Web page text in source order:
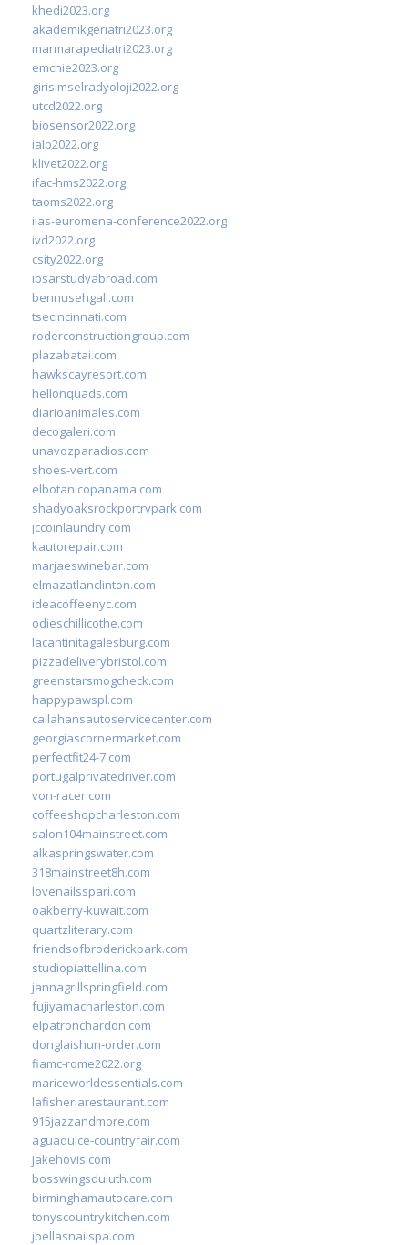
khedi2023.org
akademikgeriatri2023.org
marmarapediatri2023.org
emchie2023.org
girisimselradyoloji2022.org
utcd2022.org
biosensor2022.org
ialp2022.org
klivet2022.org
ifac-hms2022.org
taoms2022.org
iias-euromena-conference2022.org
ivd2022.org
csity2022.org
ibsarstudyabroad.com
bennusehgall.com
tsecincinnati.com
roderconstructiongroup.com
plazabatai.com
hawkscayresort.com
hellonquads.com
diarioanimales.com
decogaleri.com
unavozparadios.com
shoes-vert.com
elbotanicopanama.com
shadyoaksrockportrvpark.com
jccoinlaundry.com
kautorepair.com
marjaeswinebar.com
elmazatlanclinton.com
ideacoffeenyc.com
odieschillicothe.com
lacantinitagalesburg.com
pizzadeliverybristol.com
greenstarsmogcheck.com
happypawspl.com
callahansautoservicecenter.com
georgiascornermarket.com
perfectfit24-7.com
portugalprivatedriver.com
von-racer.com
coffeeshopcharleston.com
salon104mainstreet.com
alkaspringswater.com
318mainstreet8h.com
lovenailsspari.com
oakberry-kuwait.com
quartzliterary.com
friendsofbroderickpark.com
studiopiattellina.com
jannagrillspringfield.com
fujiyamacharleston.com
elpatronchardon.com
donglaishun-order.com
fiamc-rome2022.org
mariceworldessentials.com
lafisheriarestaurant.com
915jazzandmore.com
aguadulce-countryfair.com
jakehovis.com
bosswingsduluth.com
birminghamautocare.com
tonyscountrykitchen.com
jbellasnailspa.com